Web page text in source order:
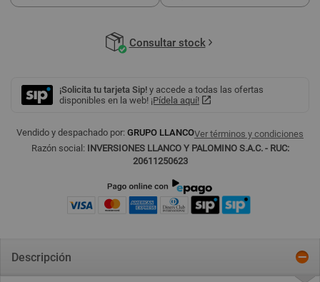
Consultar stock
¡Solicita tu tarjeta Sip! y accede a todas las ofertas
disponibles en la web! ¡Pídela aquí!
Vendido y despachado por: GRUPO LLANCOVer términos y condiciones
Razón social: INVERSIONES LLANCO Y PALOMINO S.A.C. - RUC:
20611250623
Descripción